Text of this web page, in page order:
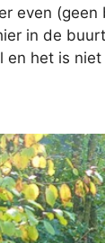
even
in de
en het is niet